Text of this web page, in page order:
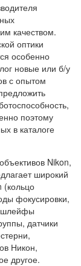
качеством.
оптики
особенно
новые или б/у
с опытом
поэтому
в каталоге
Nikon,
широкий
(кольцо
фокусировки,
шлейфы
датчики
Никон,
другое.